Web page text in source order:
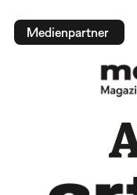
Medienpartner